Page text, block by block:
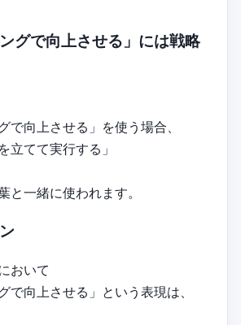
ングで向上させる」には戦略
で向上させる」を使う場合、
立てて実行する」
と一緒に使われます。
おいて
で向上させる」という表現は、